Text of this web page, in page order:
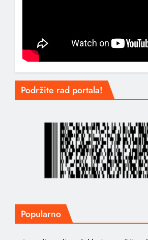
Podržite rad portala!
Popularno